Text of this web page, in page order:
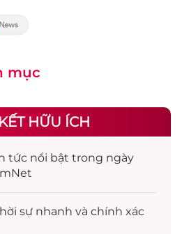
mục
HỮU ÍCH
tức nổi bật trong ngày
sự nhanh và chính xác